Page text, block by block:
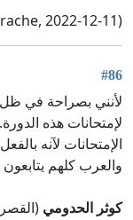
2022-12-11)
#86
لأنني بصراحة في ظل
لإمتحانات هذه
الإمتحانات لآنه
والعرب كلهم
كوثر الحدومي (القصر